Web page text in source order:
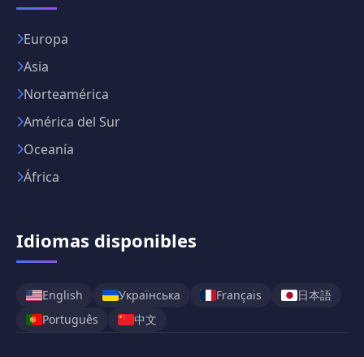
Europa
Asia
Norteamérica
América del Sur
Oceanía
África
Idiomas disponibles
English Українська Français
日本語
Português
中文